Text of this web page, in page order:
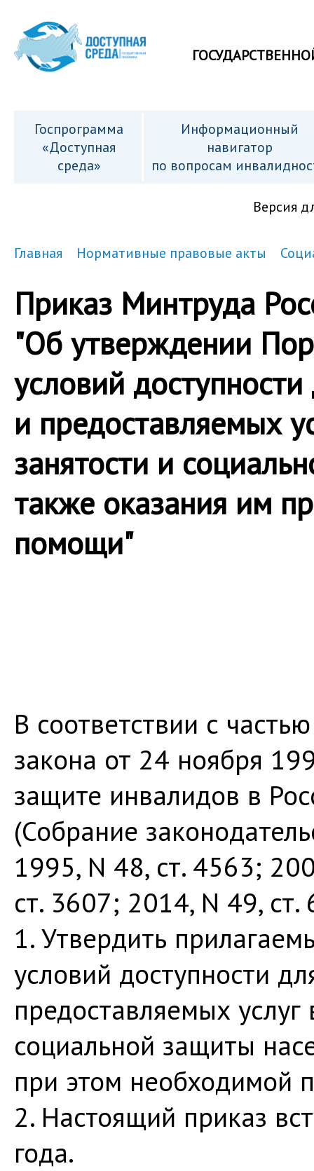
Госпрограмма
«Доступная
среда»
Информационный
навигатор
по вопросам
Версия
Главная Нормативные правовые акты
Приказ Минтруда
"Об утверждении
условий
и предоставляемых
занятости и
также оказания им
помощи"
В соответствии с
закона от 24 ноября
защите инвалидов в
(Собрание
1995, N 48, ст. 4563;
ст. 3607; 2014, N 49,
1. Утвердить
условий доступности
предоставляемых
социальной защиты
при этом необходимой
2. Настоящий приказ
года.